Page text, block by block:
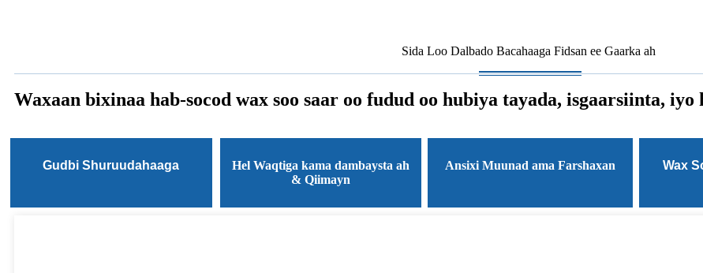
Sida Loo Dalbado Bacahaaga Fidsan ee Gaarka ah
Waxaan bixinaa hab-socod wax soo saar oo fudud oo hubiya tayada, isgaarsiinta, iyo
Gudbi Shuruudahaaga
Hel Waqtiga kama dambaysta ah
& Qiimayn
Ansixi Muunad ama Farshaxan Wax